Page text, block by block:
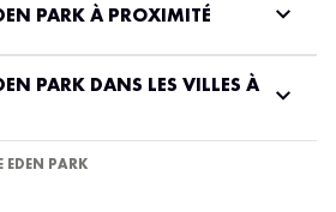
PARK À PROXIMITÉ
PARK DANS LES VILLES À
EDEN PARK